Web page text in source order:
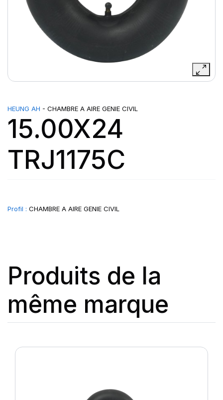
HEUNG AH - CHAMBRE A AIRE GENIE CIVIL
15.00X24
TRJ1175C
Profil : CHAMBRE A AIRE GENIE CIVIL
Produits de la
même marque